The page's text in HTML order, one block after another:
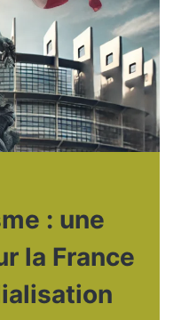
: une
la France